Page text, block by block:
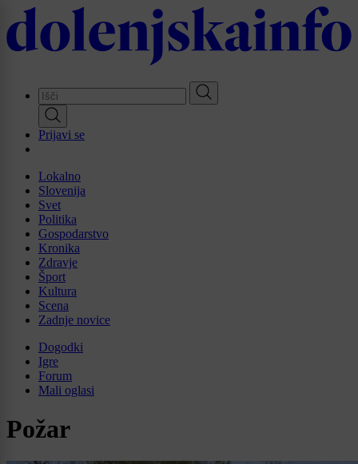
Skip
to
main
Prijavi se
Lokalno
Slovenija
Svet
Politika
Gospodarstvo
Kronika
Zdravje
Šport
Kultura
Scena
Zadnje novice
Dogodki
Igre
Forum
Mali oglasi
Požar